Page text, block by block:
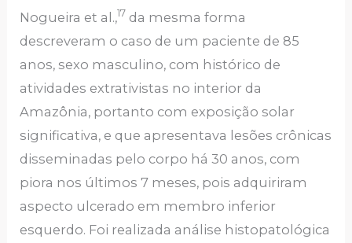
Nogueira et al.,17 da mesma forma
descreveram o caso de um paciente de 85
anos, sexo masculino, com histórico de
atividades extrativistas no interior da
Amazônia, portanto com exposição solar
significativa, e que apresentava lesões crônicas
disseminadas pelo corpo há 30 anos, com
piora nos últimos 7 meses, pois adquiriram
aspecto ulcerado em membro inferior
esquerdo. Foi realizada análise histopatológica